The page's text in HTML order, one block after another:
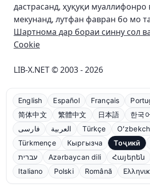
дастрасанд, ҳуқуқи муаллифонро
мекунанд, лутфан фавран бо мо
Шартнома дар бораи синну сол
Cookie
LIB-X.NET © 2003 - 2026
English Español Français
简体中文
繁體中文 日本語 한국
فارسی
العربية Türkçe
Türkmençe
Кыргызча Тоҷикӣ
עברית
Azərbaycan dili Հայերեն
Italiano
Polski Română